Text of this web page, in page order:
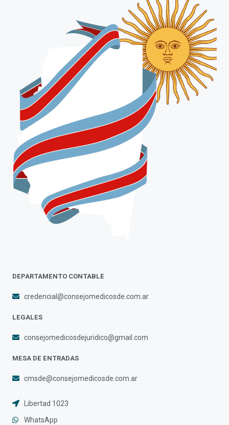
DEPARTAMENTO CONTABLE
credencial@consejomedicosde.com.ar
LEGALES
consejomedicosdejuridico@gmail.com
MESA DE ENTRADAS
cmsde@consejomedicosde.com.ar
Libertad 1023
WhatsApp